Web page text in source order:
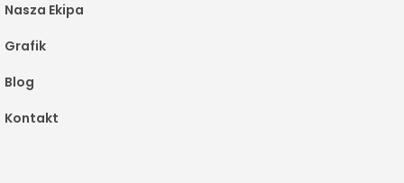
Nasza Ekipa
Grafik
Blog
Kontakt